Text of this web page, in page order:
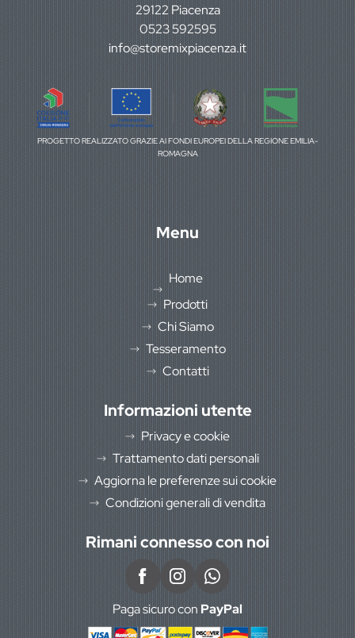
29122 Piacenza
0523 592595
info@storemixpiacenza.it
PROGETTO REALIZZATO GRAZIE AI FONDI EUROPEI DELLA REGIONE EMILIA-
ROMAGNA
Menu
Home
Prodotti
Chi Siamo
Tesseramento
Contatti
Informazioni utente
Privacy e cookie
Trattamento dati personali
Aggiorna le preferenze sui cookie
Condizioni generali di vendita
Rimani connesso con noi
Paga sicuro con PayPal